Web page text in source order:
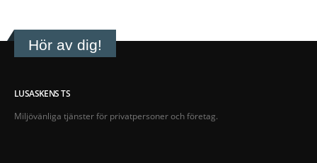
Hör av dig!
LUSASKENS TS
Miljövänliga tjänster för privatpersoner och företag.